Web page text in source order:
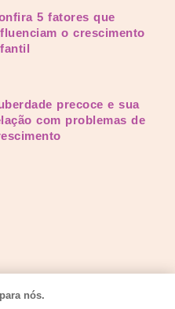
5 fatores que
o crescimento
precoce e sua
com problemas de
nós.